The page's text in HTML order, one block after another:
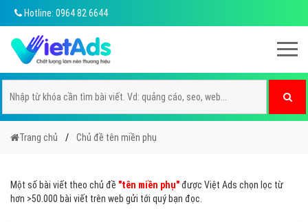
Hotline: 0964 82 6644
Trang chủ Chủ đề tên miền phụ
Một số bài viết theo chủ đề "tên miền phụ"được Việt Ads chọn lọc từ
hơn >50.000 bài viết trên web gửi tới quý bạn đọc.